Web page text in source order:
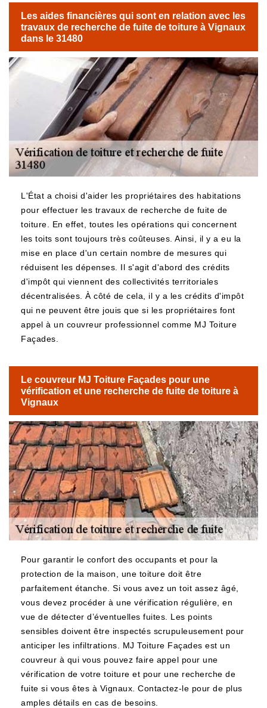
Les aides financières qui sont en relation avec les
travaux de recherche de fuite de toiture à Vignaux
dans le 31480
L'État a choisi d'aider les propriétaires des habitations
pour effectuer les travaux de recherche de fuite de
toiture. En effet, toutes les opérations qui concernent
les toits sont toujours très coûteuses. Ainsi, il y a eu la
mise en place d'un certain nombre de mesures qui
réduisent les dépenses. Il s'agit d'abord des crédits
d'impôt qui viennent des collectivités territoriales
décentralisées. À côté de cela, il y a les crédits d'impôt
qui ne peuvent être jouis que si les propriétaires font
appel à un couvreur professionnel comme MJ Toiture
Façades.
Le couvreur MJ Toiture Façades pour une
vérification et une recherche de fuite de toiture à
Vignaux
Pour garantir le confort des occupants et pour la
protection de la maison, une toiture doit être
parfaitement étanche. Si vous avez un toit assez âgé,
vous devez procéder à une vérification régulière, en
vue de détecter d’éventuelles fuites. Les points
sensibles doivent être inspectés scrupuleusement pour
anticiper les infiltrations. MJ Toiture Façades est un
couvreur à qui vous pouvez faire appel pour une
vérification de votre toiture et pour une recherche de
fuite si vous êtes à Vignaux. Contactez-le pour de plus
amples détails en cas de besoins.